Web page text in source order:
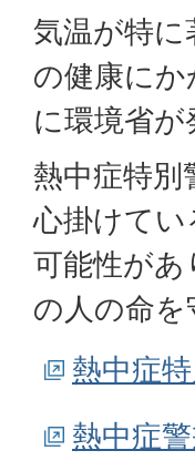
気温が特
の健康に
に環境省が
熱中症特
心掛けてい
可能性が
の人の命
熱中症
熱中症